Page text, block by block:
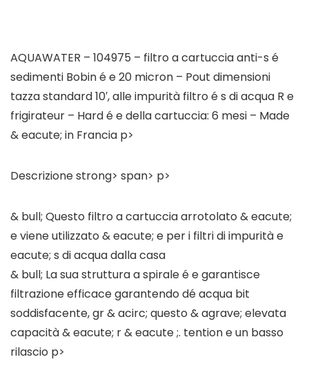
AQUAWATER – 104975 – filtro a cartuccia anti-s é
sedimenti Bobin é e 20 micron – Pout dimensioni
tazza standard 10′, alle impurità filtro é s di acqua R e
frigirateur – Hard é e della cartuccia: 6 mesi – Made
& eacute; in Francia p>
Descrizione strong> span> p>
& bull; Questo filtro a cartuccia arrotolato & eacute;
e viene utilizzato & eacute; e per i filtri di impurità e
eacute; s di acqua dalla casa
& bull; La sua struttura a spirale é e garantisce
filtrazione efficace garantendo dé acqua bit
soddisfacente, gr & acirc; questo & agrave; elevata
capacità & eacute; r & eacute ;. tention e un basso
rilascio p>